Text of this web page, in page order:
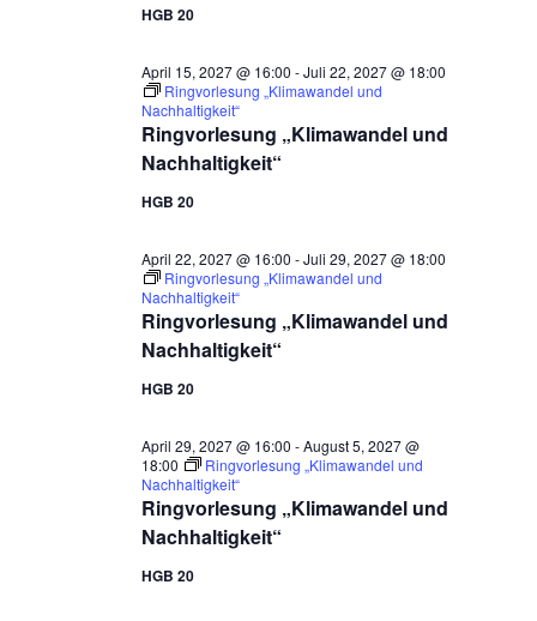
HGB 20
Ringvorlesung „Klimawandel und
Nachhaltigkeit“
April 15, 2027 @ 16:00 -Juli 22, 2027 @ 18:00
Ringvorlesung „Klimawandel und
Nachhaltigkeit“
HGB 20
Ringvorlesung „Klimawandel und
Nachhaltigkeit“
April 22, 2027 @ 16:00 -Juli 29, 2027 @ 18:00
Ringvorlesung „Klimawandel und
Nachhaltigkeit“
HGB 20
Ringvorlesung „Klimawandel und
Nachhaltigkeit“
April 29, 2027 @ 16:00 -August 5, 2027 @
18:00
Ringvorlesung „Klimawandel und
Nachhaltigkeit“
HGB 20